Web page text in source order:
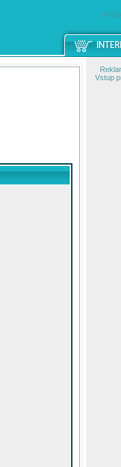
Vstup